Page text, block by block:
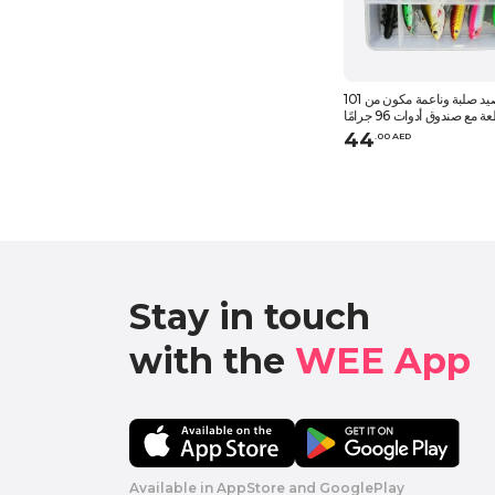
طقم طعوم صيد صلبة وناعمة مكون من 101
مع صندوق أدوات 96 جرامًا
44.00 AED
Stay in touch
with the WEE App
Available in AppStore and GooglePlay